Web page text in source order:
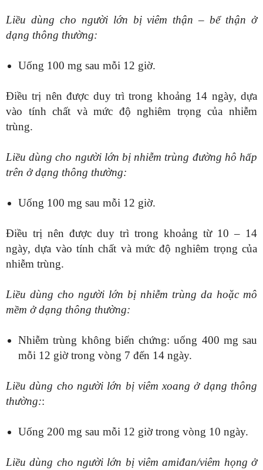
Liều dùng cho người lớn bị viêm thận – bể thận ở
dạng thông thường:
Uống 100 mg sau mỗi 12 giờ.
Điều trị nên được duy trì trong khoảng 14 ngày, dựa
vào tính chất và mức độ nghiêm trọng của nhiễm
trùng.
Liều dùng cho người lớn bị nhiễm trùng đường hô hấp
trên ở dạng thông thường:
Uống 100 mg sau mỗi 12 giờ.
Điều trị nên được duy trì trong khoảng từ 10 – 14
ngày, dựa vào tính chất và mức độ nghiêm trọng của
nhiễm trùng.
Liều dùng cho người lớn bị nhiễm trùng da hoặc mô
mềm ở dạng thông thường:
Nhiễm trùng không biến chứng: uống 400 mg sau
mỗi 12 giờ trong vòng 7 đến 14 ngày.
Liều dùng cho người lớn bị viêm xoang ở dạng thông
thường::
Uống 200 mg sau mỗi 12 giờ trong vòng 10 ngày.
Liều dùng cho người lớn bị viêm amiđan/viêm họng ở